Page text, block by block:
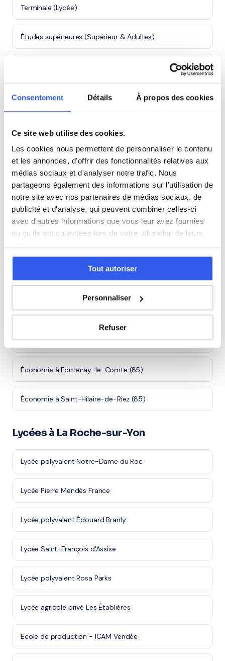
Consentement Détails À propos des cookies
Ce site web utilise des cookies.
Les cookies nous permettent de personnaliser le contenu
et les annonces, d'offrir des fonctionnalités relatives aux
médias sociaux et d'analyser notre trafic. Nous
partageons également des informations sur l'utilisation de
notre site avec nos partenaires de médias sociaux, de
publicité et d'analyse, qui peuvent combiner celles-ci
avec d'autres informations que vous leur avez fournies
ou qu'ils ont collectées lors de votre utilisation de leurs
Tout autoriser
Personnaliser
Refuser
Terminale (Lycée)
Études supérieures (Supérieur & Adultes)
⭐
425+ familles accompagnées à La Roche-sur-
Yon
Note moyenne de 4.8/5. Notre organisme partenaire
intervient à domicile à La Roche-sur-Yon et alentours.
Rejoindre ces familles →
Villes proches de La Roche-sur-Yon
Économie à Challans (85)
Économie à Montaigu-Vendée (85)
Économie à Les Herbiers (85)
Économie à Fontenay-le-Comte (85)
Économie à Saint-Hilaire-de-Riez (85)
Lycées à La Roche-sur-Yon
Lycée polyvalent Notre-Dame du Roc
Lycée Pierre Mendès France
Lycée polyvalent Édouard Branly
Lycée Saint-François d'Assise
Lycée polyvalent Rosa Parks
Lycée agricole privé Les Établières
Ecole de production - ICAM Vendée